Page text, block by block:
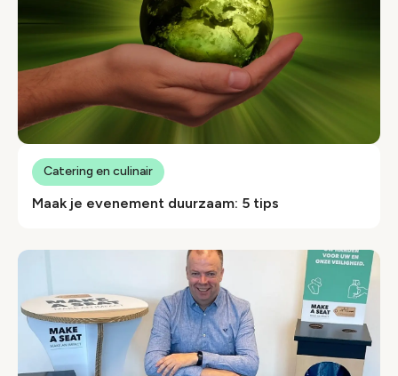
Maak je evenement duurzaam: 5 tips
Catering en culinair